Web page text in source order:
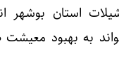
استان بوشهر
به بهبود